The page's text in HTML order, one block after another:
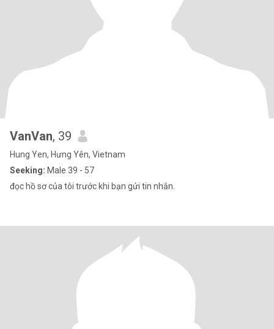
VanVan, 39
Hung Yen, Hưng Yên, Vietnam
Seeking: Male 39 - 57
đọc hồ sơ của tôi trước khi bạn gửi tin nhắn.